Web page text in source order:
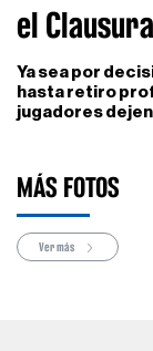
el
Ya sea por
hasta retiro
jugadores
MÁS FOTOS
Ver más